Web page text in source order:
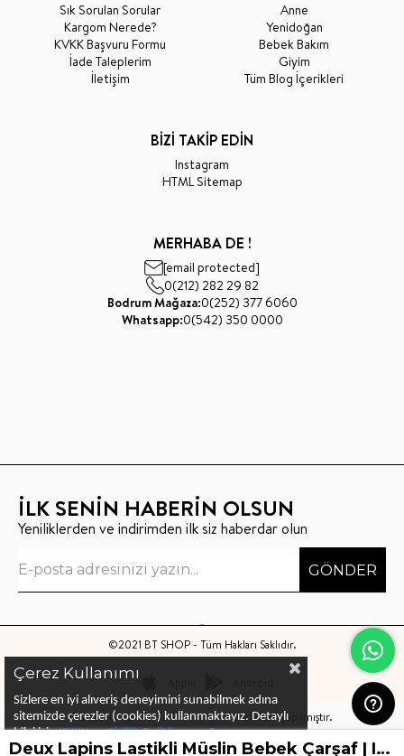
Sık Sorulan Sorular
Kargom Nerede?
KVKK Başvuru Formu
İade Taleplerim
İletişim
Anne
Yenidoğan
Bebek Bakım
Giyim
Tüm Blog İçerikleri
BİZİ TAKİP EDİN
Instagram
HTML Sitemap
MERHABA DE !
[email protected]
0(212) 282 29 82
Bodrum Mağaza:0(252) 377 6060
Whatsapp:0(542) 350 0000
İLK SENİN HABERİN OLSUN
Yeniliklerden ve indirimden ilk siz haberdar olun
GÖNDER
©2021 BT SHOP - Tüm Hakları Saklıdır.
Bu sitenin kurulumuKeyo Digitaltarafından yapılmıştır.
Çerez Kullanımı
Sizlere en iyi alıveriş deneyimini sunabilmek adına
sitemizde çerezler (cookies) kullanmaktayız. Detaylı
bilgi için KVKK ve Gizlilik Politikası veÇerez
Politika larını inceleyebilirsiniz Deux Lapins Lastikli Müslin Bebek Çarşaf | Innocent Pink